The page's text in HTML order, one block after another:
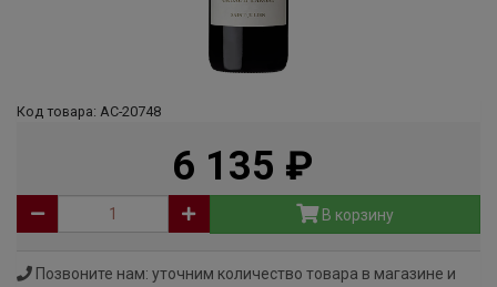
Код товара: АС-20748
6 135
В корзину
Позвоните нам: уточним количество товара в магазине и